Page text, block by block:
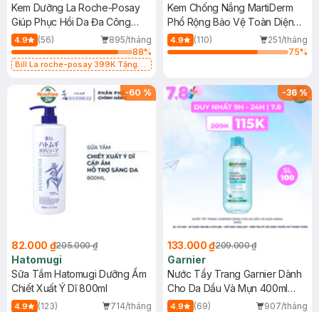
Kem Dưỡng La Roche-Posay
Giúp Phục Hồi Da Đa Công
Dụng 40ml
4.9 (56)
895/tháng
88%
Bill La roche-posay 399K Tặng
(SL có hạn)
Kem Chống Nắng MartiDerm
Phổ Rộng Bảo Vệ Toàn Diện
40ml
4.9 (110)
251/tháng
75%
-60 %
82.000 ₫205.000 ₫
Hatomugi
Sữa Tắm Hatomugi Dưỡng Ẩm
Chiết Xuất Ý Dĩ 800ml
4.9 (123)
714/tháng
-36%
133.000 ₫209.000 ₫
Garnier
Nước Tẩy Trang Garnier Dành
Cho Da Dầu Và Mụn 400ml
(Mới)
4.9 (69)
907/tháng